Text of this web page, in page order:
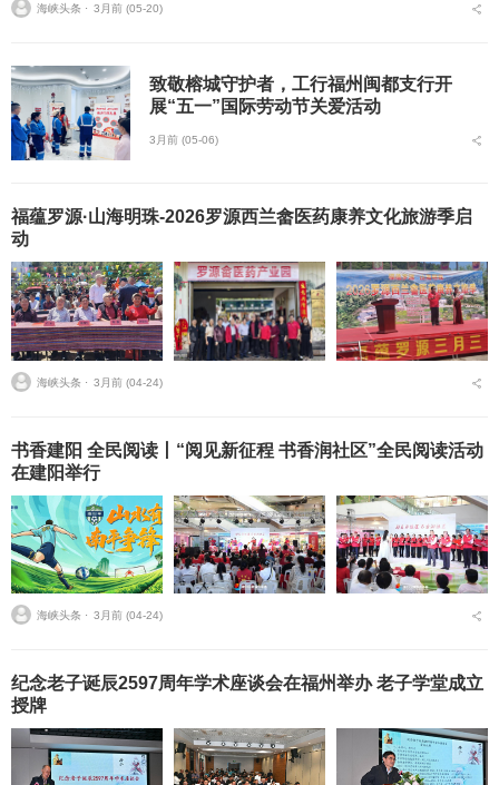
海峡头条 ⋅ 3月前 (05-20)
致敬榕城守护者，工行福州闽都支行开
展“五一”国际劳动节关爱活动
3月前 (05-06)
福蕴罗源·山海明珠-2026罗源西兰畲医药康养文化旅游季启
动
海峡头条 ⋅ 3月前 (04-24)
书香建阳 全民阅读丨“阅见新征程 书香润社区”全民阅读活动
在建阳举行
海峡头条 ⋅ 3月前 (04-24)
纪念老子诞辰2597周年学术座谈会在福州举办 老子学堂成立
授牌